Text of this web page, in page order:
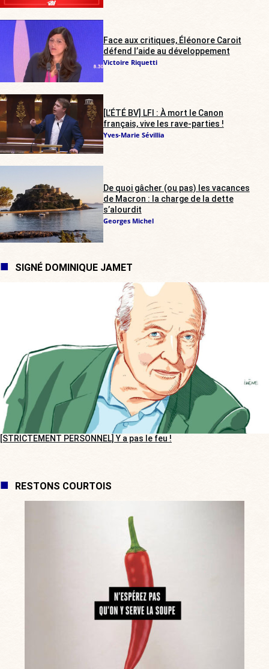
Face aux critiques, Éléonore Caroit
défend l’aide au développement
Victoire Riquetti
[L’ÉTÉ BV] LFI : À mort le Canon
français, vive les rave-parties !
Yves-Marie Sévillia
De quoi gâcher (ou pas) les vacances
de Macron : la charge de la dette
s’alourdit
Georges Michel
SIGNÉ DOMINIQUE JAMET
[STRICTEMENT PERSONNEL] Y a pas le feu !
RESTONS COURTOIS